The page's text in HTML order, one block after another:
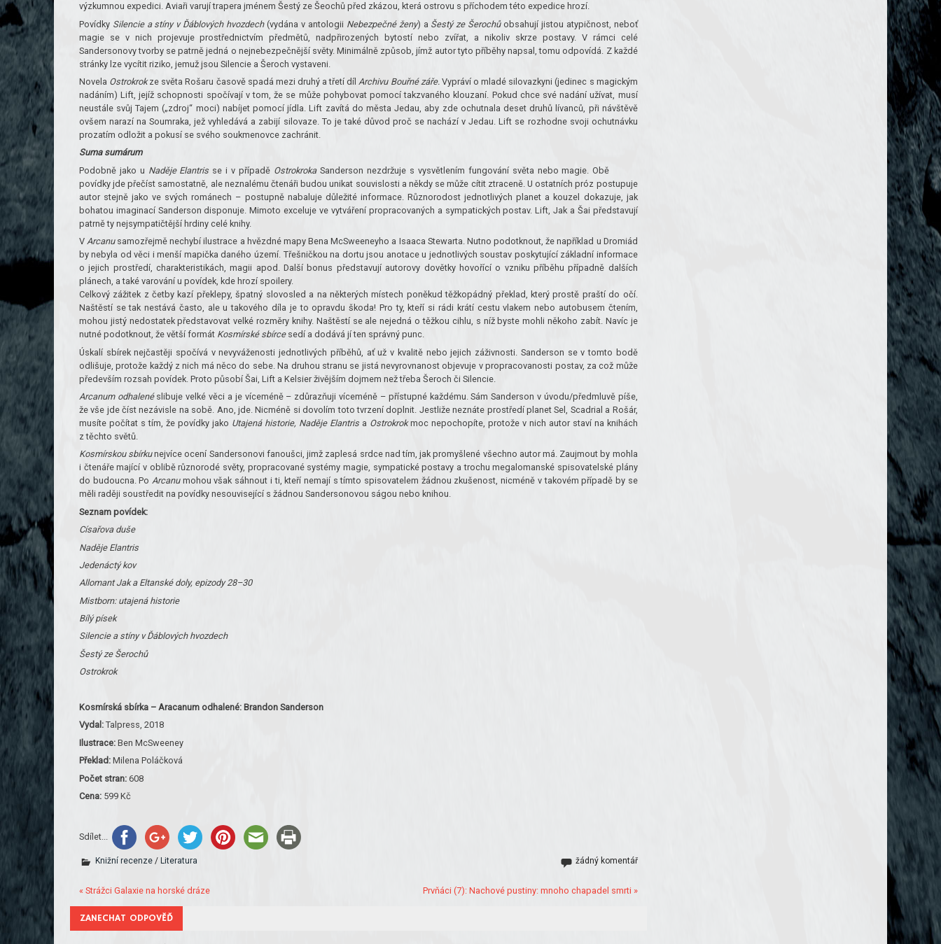
výzkumnou expedici. Aviaři varují trapera jménem Šestý ze Šeochů před zkázou, která ostrovu s příchodem této expedice hrozí.
Povídky Silencie a stíny v Ďáblových hvozdech(vydána v antologii Nebezpečné ženy) a Šestý ze Šerochůobsahují jistou atypičnost, neboť
magie se v nich projevuje prostřednictvím předmětů, nadpřirozených bytostí nebo zvířat, a nikoliv skrze postavy. V rámci celé
Sandersonovy tvorby se patrně jedná o nejnebezpečnější světy. Minimálně způsob, jímž autor tyto příběhy napsal, tomu odpovídá. Z každé
stránky lze vycítit riziko, jemuž jsou Silencie a Šeroch vystaveni.
Novela Ostrokrokze světa Rošaru časově spadá mezi druhý a třetí dílArchivu Bouřné záře. Vypráví o mladé silovazkyni (jedinec s magickým
nadáním) Lift, jejíž schopnosti spočívají v tom, že se může pohybovat pomocí takzvaného klouzaní. Pokud chce své nadání užívat, musí
neustále svůj Tajem („zdroj“ moci) nabíjet pomocí jídla. Lift zavítá do města Jedau, aby zde ochutnala deset druhů lívanců, při návštěvě
ovšem narazí na Soumraka, jež vyhledává a zabijí silovaze. To je také důvod proč se nachází v Jedau. Lift se rozhodne svoji ochutnávku
prozatím odložit a pokusí se svého soukmenovce zachránit.
Suma sumárum
Podobně jako u Naděje Elantris se i v případě OstrokrokaSanderson nezdržuje s vysvětlením fungování světa nebo magie. Obě
povídky jde přečíst samostatně, ale neznalému čtenáři budou unikat souvislosti a někdy se může cítit ztraceně. U ostatních próz postupuje
autor stejně jako ve svých románech – postupně nabaluje důležité informace. Různorodost jednotlivých planet a kouzel dokazuje, jak
bohatou imaginací Sanderson disponuje. Mimoto exceluje ve vytváření propracovaných a sympatických postav. Lift, Jak a Šai představují
patrně ty nejsympatičtější hrdiny celé knihy.
V Arcanu samozřejmě nechybí ilustrace a hvězdné mapy Bena McSweeneyho a Isaaca Stewarta. Nutno podotknout, že například u Dromiád
by nebyla od věci i menší mapička daného území. Třešničkou na dortu jsou anotace u jednotlivých soustav poskytující základní informace
o jejich prostředí, charakteristikách, magii apod. Další bonus představují autorovy dovětky hovořící o vzniku příběhu případně dalších
plánech, a také varování u povídek, kde hrozí spoilery.
Celkový zážitek z četby kazí překlepy, špatný slovosled a na některých místech poněkud těžkopádný překlad, který prostě praští do očí.
Naštěstí se tak nestává často, ale u takového díla je to opravdu škoda! Pro ty, kteří si rádi krátí cestu vlakem nebo autobusem čtením,
mohou jistý nedostatek představovat velké rozměry knihy. Naštěstí se ale nejedná o těžkou cihlu, s níž byste mohli někoho zabít. Navíc je
nutné podotknout, že větší formát Kosmírské sbírcesedí a dodává jí ten správný punc.
Úskalí sbírek nejčastěji spočívá v nevyváženosti jednotlivých příběhů, ať už v kvalitě nebo jejich záživnosti. Sanderson se v tomto bodě
odlišuje, protože každý z nich má něco do sebe. Na druhou stranu se jistá nevyrovnanost objevuje v propracovanosti postav, za což může
především rozsah povídek. Proto působí Šai, Lift a Kelsier živějším dojmem než třeba Šeroch či Silencie.
Arcanum odhalené slibuje velké věci a je víceméně – zdůrazňuji víceméně – přístupné každému. Sám Sanderson v úvodu/předmluvě píše,
že vše jde číst nezávisle na sobě. Ano, jde. Nicméně si dovolím toto tvrzení doplnit. Jestliže neznáte prostředí planet Sel, Scadrial a Rošár,
musíte počítat s tím, že povídky jako Utajená historie, Naděje Elantris a Ostrokrokmoc nepochopíte, protože v nich autor staví na knihách
z těchto světů.
Kosmírskou sbírkunejvíce ocení Sandersonovi fanoušci, jimž zaplesá srdce nad tím, jak promyšlené všechno autor má. Zaujmout by mohla
i čtenáře mající v oblibě různorodé světy, propracované systémy magie, sympatické postavy a trochu megalomanské spisovatelské plány
do budoucna. Po Arcanu mohou však sáhnout i ti, kteří nemají s tímto spisovatelem žádnou zkušenost, nicméně v takovém případě by se
měli raději soustředit na povídky nesouvisející s žádnou Sandersonovou ságou nebo knihou.
Seznam povídek:
Císařova duše
Naděje Elantris
Jedenáctý kov
Allomant Jak a Eltanské doly, epizody 28–30
Mistborn: utajená historie
Bílý písek
Silencie a stíny v Ďáblových hvozdech
Šestý ze Šerochů
Ostrokrok
Kosmírská sbírka – Aracanum odhalené: Brandon Sanderson
Vydal:Talpress, 2018
Ilustrace:Ben McSweeney
Překlad:Milena Poláčková
Počet stran:608
Cena:599 Kč
Sdílet...
Knižní recenze/ Literatura žádný komentář
« Strážci Galaxie na horské dráze Prvňáci (7): Nachové pustiny: mnoho chapadel smrti »
ZANECHAT ODPOVĚĎ